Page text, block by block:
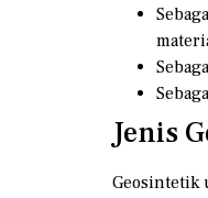
Jenis
Geosintetik